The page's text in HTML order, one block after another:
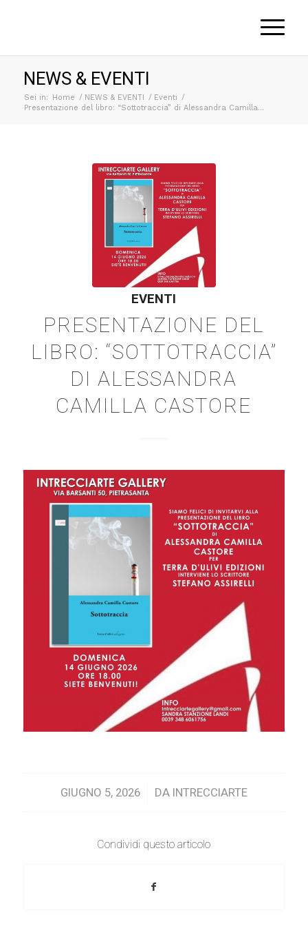
NEWS & EVENTI
Sei in: Home / NEWS & EVENTI / Eventi /
Presentazione del libro: “Sottotraccia” di Alessandra Camilla...
EVENTI
PRESENTAZIONE DEL
LIBRO: “SOTTOTRACCIA”
DI ALESSANDRA
CAMILLA CASTORE
GIUGNO 5, 2026
/ DA INTRECCIARTE
Condividi questo articolo